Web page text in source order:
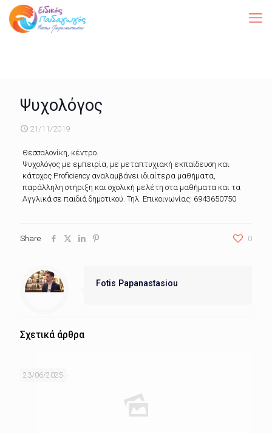
Ψυχολόγος
21/11/2019
Θεσσαλονίκη, κέντρο.
Ψυχολόγος με εμπειρία, με μεταπτυχιακή εκπαίδευση και
κάτοχος Proficiency αναλαμβάνει ιδιαίτερα μαθήματα,
παράλληλη στήριξη και σχολική μελέτη στα μαθήματα και τα
Αγγλικά σε παιδιά δημοτικού. Τηλ. Επικοινωνίας: 6943650750
Share 0
Fotis Papanastasiou
Σχετικά άρθρα
23/06/2025